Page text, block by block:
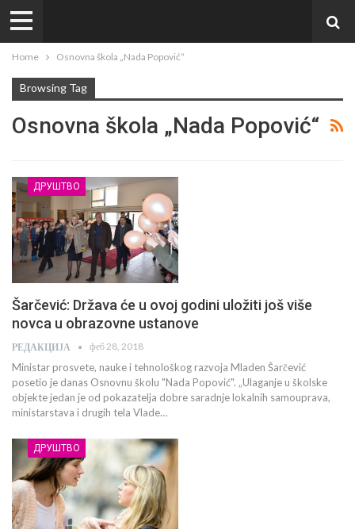
Home Osnovna škola „Nada Popović“
Browsing Tag
Osnovna škola „Nada Popović“
ДРУШТВО
Šarčević: Država će u ovoj godini uložiti još više
novca u obrazovne ustanove
РЕДАКЦИЈА феб 28, 2018
Ministar prosvete, nauke i tehnološkog razvoja Mladen Šarčević
posetio je danas Osnovnu školu "Nada Popović". „Ulaganje u školske
objekte jedan je od pokazatelja dobre saradnje lokalnih samouprava,
ministarstava i drugih tela Vlade…
ДРУШТВО